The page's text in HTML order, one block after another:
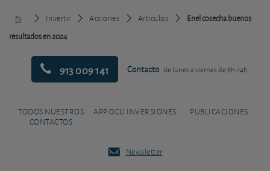
Invertir Acciones Artículos
Enel cosecha buenos
resultados en 2024
913 009 141 Contacto de lunes a viernes de 9h-14h
TODOS NUESTROS
CONTACTOS
APP OCU INVERSIONES PUBLICACIONES
Newsletter